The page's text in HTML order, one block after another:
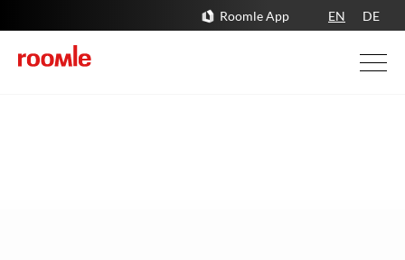
Roomle App EN DE